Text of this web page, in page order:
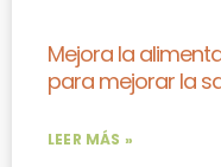
Mejora la
para mejorar la
LEER MÁS »